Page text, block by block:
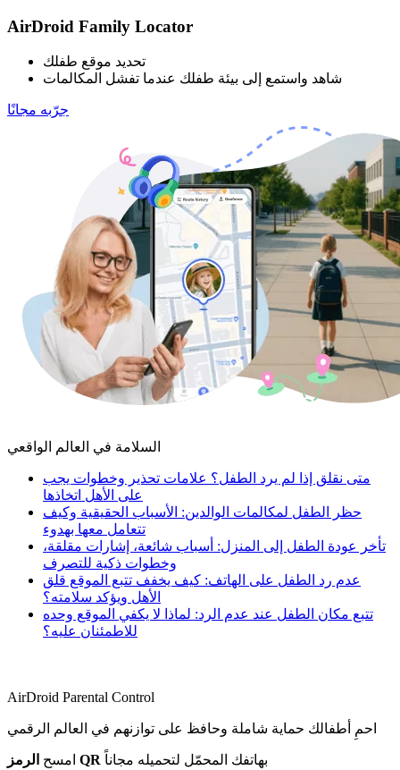
AirDroid Family Locator
تحديد موقع طفلك
شاهد واستمع إلى بيئة طفلك عندما تفشل المكالمات
جرّبه مجانًا
السلامة في العالم الواقعي
متى نقلق إذا لم يرد الطفل؟ علامات تحذير وخطوات يجب
على الأهل اتخاذها
حظر الطفل لمكالمات الوالدين: الأسباب الحقيقية وكيف
تتعامل معها بهدوء
تأخر عودة الطفل إلى المنزل: أسباب شائعة، إشارات مقلقة،
وخطوات ذكية للتصرف
عدم رد الطفل على الهاتف: كيف يخفف تتبع الموقع قلق
الأهل ويؤكد سلامته؟
تتبع مكان الطفل عند عدم الرد: لماذا لا يكفي الموقع وحده
للاطمئنان عليه؟
AirDroid Parental Control
احمِ أطفالك حماية شاملة وحافظ على توازنهم في العالم الرقمي
امسح الرمز QR بهاتفك المحمّل لتحميله مجاناً